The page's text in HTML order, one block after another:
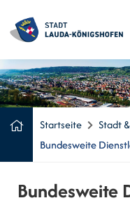
Startseite Stadt
Bundesweite
Bundesweite